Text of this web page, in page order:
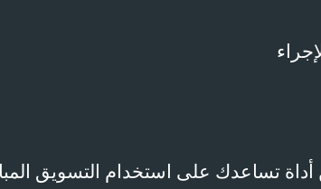
تساعدك على استخدام التسويق